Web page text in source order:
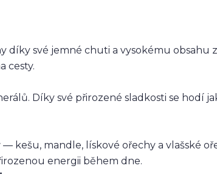
díky své jemné chuti a vysokému obsahu
cesty.
Díky své přirozené sladkosti se hodí
kešu, mandle, lískové ořechy a vlašské
energii během dne.